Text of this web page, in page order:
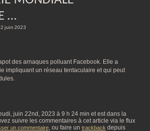
…
juin 2023
des arnaques polluant Facebook. Elle a
impliquant un réseau tentaculaire et qui peut
juin 22nd, 2023 à 9 h 24 min et est dans la
suivre les commentaires à cet article via le flux
un commentaire, ou faire un trackback depuis